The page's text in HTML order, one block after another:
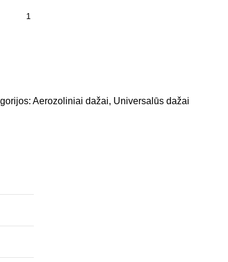
Aerozoliniai dažai, Universalūs dažai